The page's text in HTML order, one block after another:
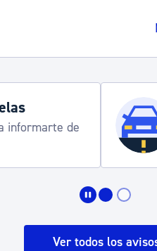
informarte de
Ver todos los